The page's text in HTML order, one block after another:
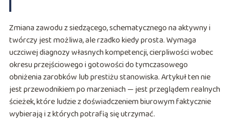
Zmiana zawodu z siedzącego, schematycznego na aktywny i
twórczy jest możliwa, ale rzadko kiedy prosta. Wymaga
uczciwej diagnozy własnych kompetencji, cierpliwości wobec
okresu przejściowego i gotowości do tymczasowego
obniżenia zarobków lub prestiżu stanowiska. Artykuł ten nie
jest przewodnikiem po marzeniach — jest przeglądem realnych
ścieżek, które ludzie z doświadczeniem biurowym faktycznie
wybierają i z których potrafią się utrzymać.